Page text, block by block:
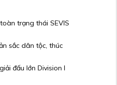
trạng thái SEVIS
sắc dân tộc, thúc
đấu lớn Division I